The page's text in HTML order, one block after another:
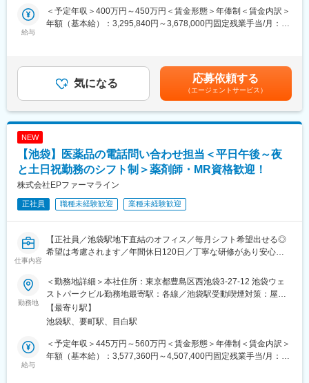
＜作成するもの＞
・インタビューフォーム
（医療用医薬品に関する臨床試験などの医療従事者向け情報が載
・添付文書
・製品情報概要
・専門誌掲載広告
★医療従事者向けの専門資料から、患者様向けの資料、HPや広告
に掲載される内容など、幅広いツールに携わります。
★配属チームによって、担当するツールが変わります。
■魅力ポイント：
やりがいを感じます。
・残業時間：20h以内
・土日祝休み／年間休日125日
・有給取得率：76.9％（2024年度）
・産前産後休業取得率：100％（2024年度）
・育児休業復帰率：96％（2024年度）
給与
＜予定年収＞400万円～450万円＜賃金形態＞年俸制＜賃金内訳＞
年額（基本給）：3,295,840円～3,678,000円固定残業手当/月：
補足＞■昇給：能力評価年1回（目標管理制度による評価）■年間
賞与：年俸制のため支給なし■決算賞与：年1回賃金はあくまでも
目安の金額であり、選考を通じて上下する可能性があります。月
給(月額)は固定手当を含めた表記です。
気になる 応募依頼する
（エージェントサービス）
NEW
【池袋】医薬品の電話問い合わせ担当＜平日午後～夜
と土日祝勤務のシフト制＞薬剤師・MR資格歓迎！
株式会社EPファーマライン
正社員 職種未経験歓迎 業種未経験歓迎
仕事内容
【正社員／池袋駅地下直結のオフィス／毎月シフト希望出せる◎
希望は考慮されます／年間休日120日／丁寧な研修があり安心】
■職務内容：
＜メディカルコミュニケーター（DI職）とは？＞
製薬メーカーの電話問い合わせ担当として、主に医療従事者（薬
剤師、医師など）からの問い合わせに対応します。医薬品の添付
文書や文献、FAQを活用しながら、医薬品使用における最新情報
を回答します。
＜具体的な業務内容＞
勤務地
＜勤務地詳細＞本社住所：東京都豊島区西池袋3-27-12 池袋ウェ
ストパークビル勤務地最寄駅：各線／池袋駅受動喫煙対策：屋内
全面禁煙変更の範囲：会社の定める事業所
【最寄り駅】
池袋駅、要町駅、目白駅
給与
＜予定年収＞445万円～560万円＜賃金形態＞年俸制＜賃金内訳＞
年額（基本給）：3,577,360円～4,507,400円固定残業手当/月：